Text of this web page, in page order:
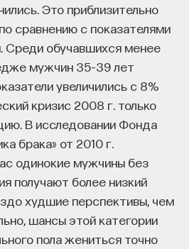
Это приблизительно
сравнению с показателями
Среди обучавшихся менее
мужчин 35–39 лет
увеличились с 8%
кризис 2008 г. только
В исследовании Фонда
брака» от 2010 г.
одинокие мужчины без
получают более низкий
худшие перспективы, чем
шансы этой категории
пола жениться точно